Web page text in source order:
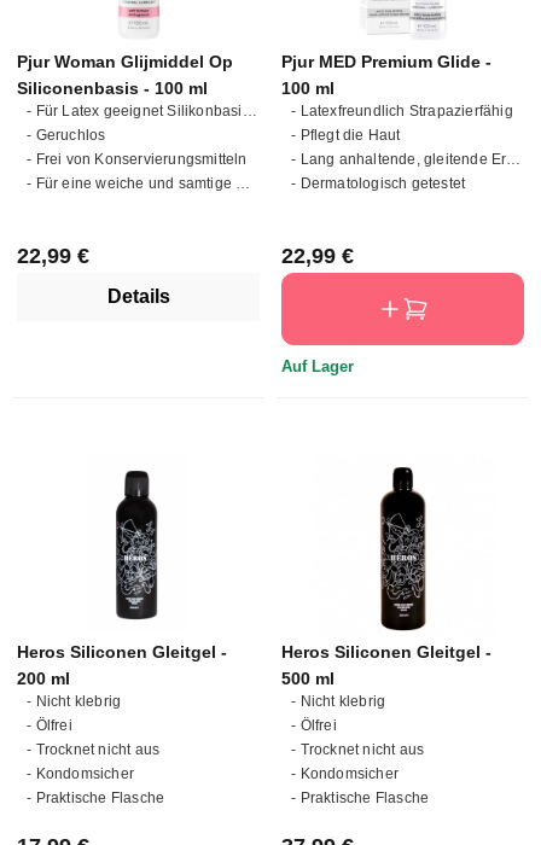
Pjur Woman Glijmiddel Op
Siliconenbasis - 100 ml
- Für Latex geeignet Silikonbasiert
- Geruchlos
- Frei von Konservierungsmitteln
- Für eine weiche und samtige Haut
Regulärer Preis:
22,99 €
Details
Pjur MED Premium Glide -
100 ml
- Latexfreundlich Strapazierfähig
- Pflegt die Haut
- Lang anhaltende, gleitende Erfahrung
- Dermatologisch getestet
Regulärer Preis:
22,99 €
Auf Lager
Heros Siliconen Gleitgel -
200 ml
- Nicht klebrig
- Ölfrei
- Trocknet nicht aus
- Kondomsicher
- Praktische Flasche
Heros Siliconen Gleitgel -
500 ml
- Nicht klebrig
- Ölfrei
- Trocknet nicht aus
- Kondomsicher
- Praktische Flasche